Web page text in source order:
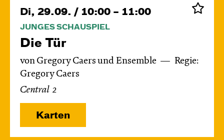
Di, 29.09. / 10:00 – 11:00
JUNGES SCHAUSPIEL
Die Tür
von Gregory Caers und Ensemble
Regie:
Gregory Caers
Central 2
Karten